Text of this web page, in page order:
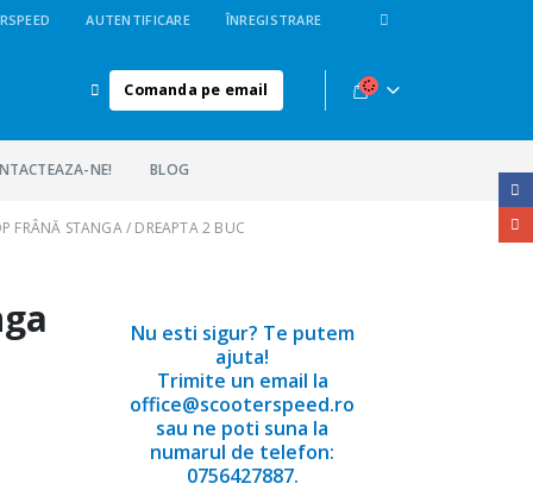
AUTENTIFICARE ÎNREGISTRARE
Comanda pe email
NE! BLOG
FRÂNĂ STANGA / DREAPTA 2 BUC
Nu esti sigur? Te putem
ajuta!
Trimite un email la
office@scooterspeed.ro
sau ne poti suna la
numarul de telefon:
0756427887.